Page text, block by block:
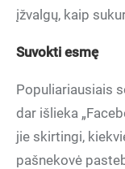
įžvalgų, kaip
Suvokti esmę
Populiariausiais
dar išlieka
jie skirtingi,
pašnekovė